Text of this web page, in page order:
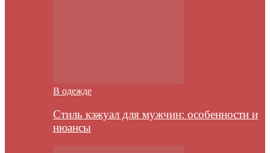
В одежде
Стиль кэжуал для мужчин: особенности и
нюансы